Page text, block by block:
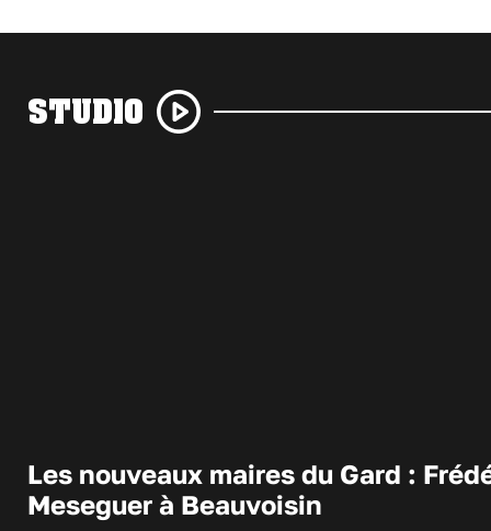
STUDIO
Les nouveaux maires du Gard :
Meseguer à Beauvoisin